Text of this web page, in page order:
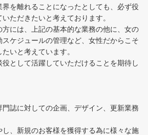
を離れることになったとしても、必ず役
ただきたいと考えております。
には、上記の基本的な業務の他に、女の
ケジュールの管理など、女性だからこそ
いと考えています。
として活躍していただけることを期待し
誌に対しての企画、デザイン、更新業務
、新規のお客様を獲得する為に様々な施